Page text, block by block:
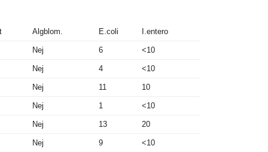
Algblom. E.coli I.entero
Nej 6 <10
Nej 4 <10
Nej 11 10
Nej 1 <10
Nej 13 20
Nej 9 <10